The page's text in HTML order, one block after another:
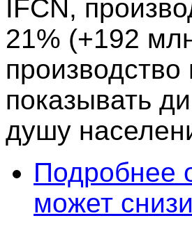
IFCN,
21% (+192
показывать
душу
Подробнее
может